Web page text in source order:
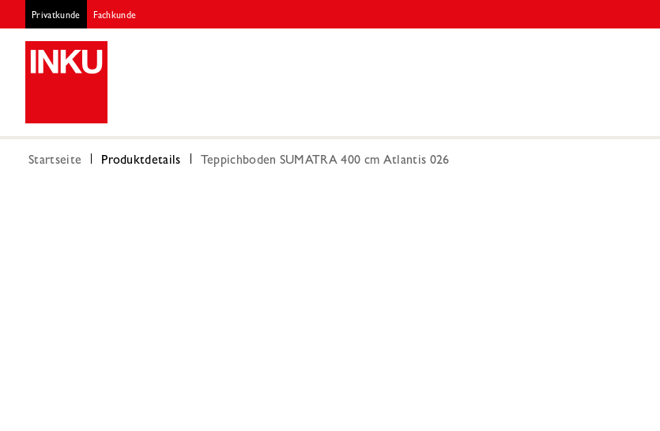
Privatkunde Fachkunde
Startseite Produktdetails Teppichboden SUMATRA 400 cm Atlantis 026